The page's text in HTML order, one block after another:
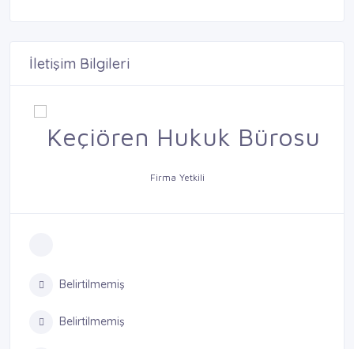
İletişim Bilgileri
Firma Yetkili
Belirtilmemiş
Belirtilmemiş